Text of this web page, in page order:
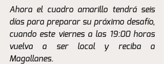
Ahora el cuadro amarillo tendrá seis
días para preparar su próximo desafío,
cuando este viernes a las 19:00 horas
vuelva a ser local y reciba a
Magallanes.